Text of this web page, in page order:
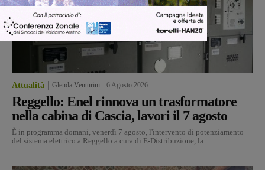
Attualità Glenda Venturini 6 Agosto 2026
Reggello: Enel rinnova un trasformatore
nella cabina di Cascia, lavori il 7 agosto
È in programma domani, venerdì 7 agosto, l'intervento di potenziamento
del sistema elettrico a Reggello a cura di E-Distribuzione, la...